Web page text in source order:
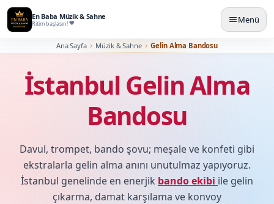
En Baba Müzik & Sahne
Ritim başlasın! Menü
Ana Sayfa Müzik & Sahne Gelin Alma Bandosu
İstanbul Gelin Alma
Bandosu
Davul, trompet, bando şovu; meşale ve konfeti gibi
ekstralarla gelin alma anını unutulmaz yapıyoruz.
İstanbul genelinde en enerjik bando ekibi ile gelin
çıkarma, damat karşılama ve konvoy